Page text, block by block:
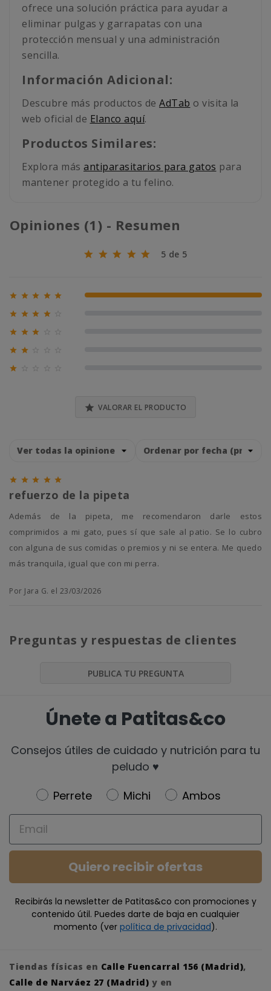
ofrece una solución práctica para ayudar a
eliminar pulgas y garrapatas con una
protección mensual y una administración
sencilla.
Información Adicional:
Descubre más productos de AdTab o visita la
web oficial de Elanco aquí.
Productos Similares:
Explora más antiparasitarios para gatos para
mantener protegido a tu felino.
Opiniones (1) - Resumen
5 de 5
     100% (1)
   
  
 

 VALORAR EL PRODUCTO
    
refuerzo de la pipeta
Además de la pipeta, me recomendaron darle estos
comprimidos a mi gato, pues sí que sale al patio. Se lo cubro
con alguna de sus comidas o premios y ni se entera. Me quedo
más tranquila, igual que con mi perra.
Por Jara G. el 23/03/2026
Preguntas y respuestas de clientes
PUBLICA TU PREGUNTA
Únete a Patitas&co
Consejos útiles de cuidado y nutrición para tu
peludo ♥️
Newsletter
Perrete Michi
Ambos
Email
Quiero recibir ofertas
Recibirás la newsletter de Patitas&co con promociones y
contenido útil. Puedes darte de baja en cualquier
momento (ver política de privacidad).
Tiendas físicas en Calle Fuencarral 156 (Madrid),
Calle de Narváez 27 (Madrid) y en